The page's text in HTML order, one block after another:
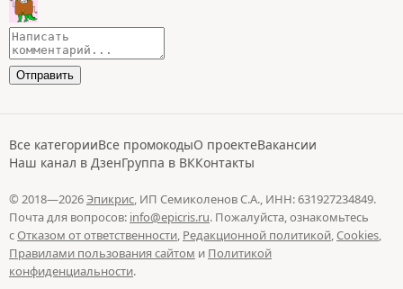
Все категорииВсе промокодыО проектеВакансии
Наш канал в ДзенГруппа в ВККонтакты
© 2018—2026Эпикрис, ИП Семиколенов С.А., ИНН: 631927234849.
Почта для вопросов: info@epicris.ru. Пожалуйста, ознакомьтесь
сОтказом от ответственности, Редакционной политикой,Cookies,
Правилами пользования сайтом и Политикой
конфиденциальности.